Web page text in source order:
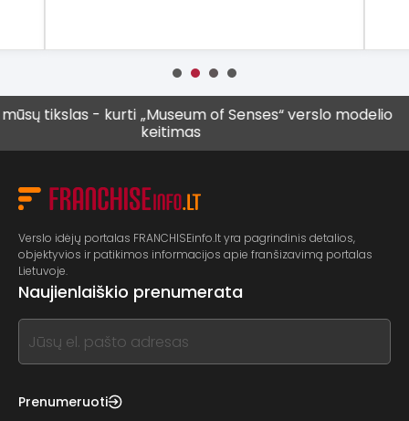
- kurti „Museum of Senses“ verslo modelio
keitimas
Vis
Verslo idėjų portalas FRANCHISEinfo.lt yra pagrindinis detalios,
objektyvios ir patikimos informacijos apie franšizavimą portalas
Lietuvoje.
Naujienlaiškio prenumerata
If
you
this,
Prenumeruoti